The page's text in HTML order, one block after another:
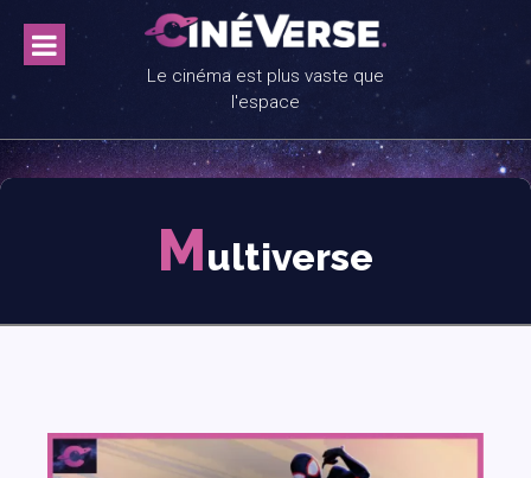
content
Le cinéma est plus vaste que
l'espace
Multiverse